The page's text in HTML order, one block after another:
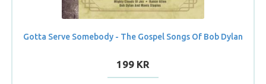
Gotta Serve Somebody - The Gospel Songs Of Bob Dylan
199 KR